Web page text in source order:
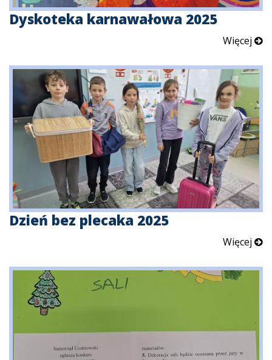
Dyskoteka karnawałowa 2025
Więcej
Dzień bez plecaka 2025
Więcej